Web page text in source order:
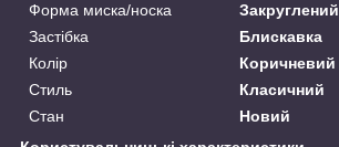
Форма миска/носка
Закруглений
Застібка
Блискавка
Колір
Коричневий
Стиль
Класичний
Стан
Новий